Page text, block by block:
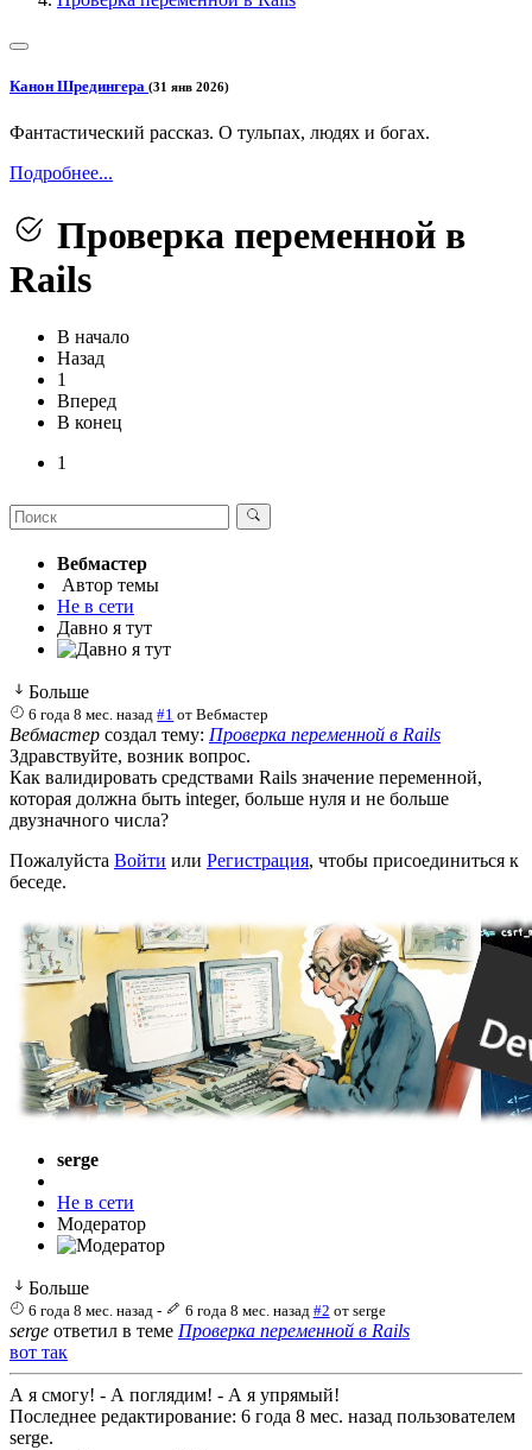
Канон Шредингера (31 янв 2026)
Фантастический рассказ. О тульпах, людях и богах.
Подробнее...
Проверка переменной в
Rails
В начало
Назад
1
Вперед
В конец
1
Вебмастер
Автор темы
Не в сети
Давно я тут
Больше
6 года 8 мес. назад #1 отВебмастер
Вебмастер создал тему: Проверка переменной в Rails
Здравствуйте, возник вопрос.
Как валидировать средствами Rails значение переменной,
которая должна быть integer, больше нуля и не больше
двузначного числа?
Пожалуйста Войти или Регистрация, чтобы присоединиться к
беседе.
serge
Не в сети
Модератор
Больше
6 года 8 мес. назад - 6 года 8 мес. назад #2 от serge
serge ответил в теме Проверка переменной в Rails
вот так
А я смогу! - А поглядим! - А я упрямый!
Последнее редактирование: 6 года 8 мес. назад пользователем
serge.